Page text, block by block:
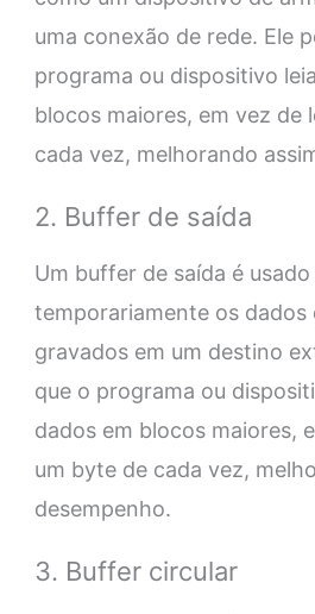
uma conexão de rede. Ele
programa ou dispositivo
blocos maiores, em vez de
cada vez, melhorando
2. Buffer de saída
Um buffer de saída é
temporariamente os dados
gravados em um destino
que o programa ou
dados em blocos maiores,
um byte de cada vez,
desempenho.
3. Buffer circular